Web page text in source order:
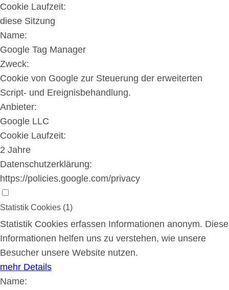
Cookie Laufzeit:
diese Sitzung
Name:
Google Tag Manager
Zweck:
Cookie von Google zur Steuerung der erweiterten
Script- und Ereignisbehandlung.
Anbieter:
Google LLC
Cookie Laufzeit:
2 Jahre
Datenschutzerklärung:
https://policies.google.com/privacy
Statistik Cookies (1)
Statistik Cookies erfassen Informationen anonym. Diese
Informationen helfen uns zu verstehen, wie unsere
Besucher unsere Website nutzen.
mehr Details
Name: